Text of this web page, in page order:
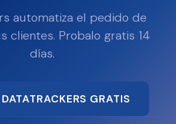
automatiza el pedido de
clientes. Probalo gratis 14
días.
GRATIS